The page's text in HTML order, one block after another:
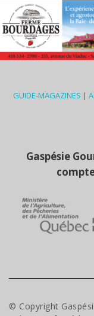
GUIDE-MAGAZINES |
Gaspésie
© Copyright